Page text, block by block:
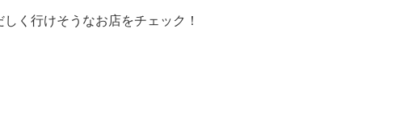
く行けそうなお店をチェック！